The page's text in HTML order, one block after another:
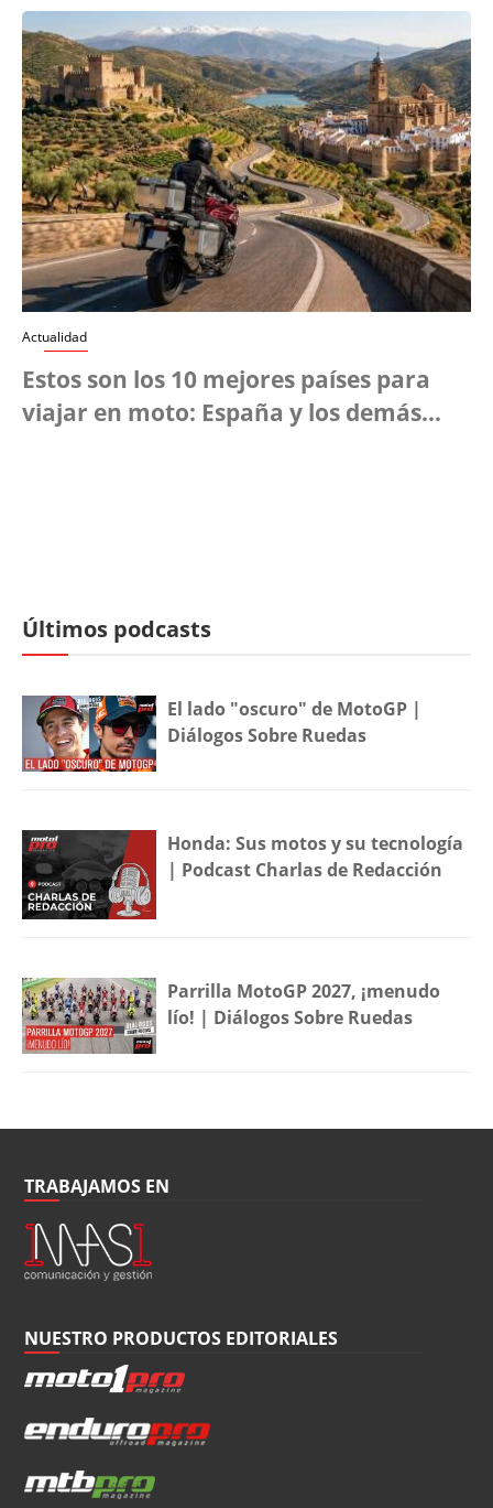
Actualidad
Estos son los 10 mejores países para
viajar en moto: España y los demás…
Últimos podcasts
El lado "oscuro" de MotoGP |
Diálogos Sobre Ruedas
Honda: Sus motos y su tecnología
| Podcast Charlas de Redacción
Parrilla MotoGP 2027, ¡menudo
lío! | Diálogos Sobre Ruedas
TRABAJAMOS EN
NUESTRO PRODUCTOS EDITORIALES